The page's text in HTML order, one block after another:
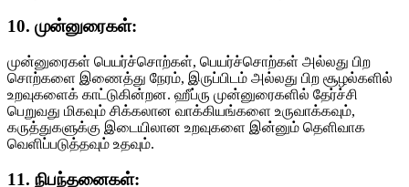
10. முன்னுரைகள்:
முன்னுரைகள் பெயர்ச்சொற்கள், பெயர்ச்சொற்கள் அல்லது பிற
சொற்களை இணைத்து நேரம், இருப்பிடம் அல்லது பிற சூழல்களில்
உறவுகளைக் காட்டுகின்றன. ஹீப்ரு முன்னுரைகளில் தேர்ச்சி
பெறுவது மிகவும் சிக்கலான வாக்கியங்களை உருவாக்கவும்,
கருத்துகளுக்கு இடையிலான உறவுகளை இன்னும் தெளிவாக
வெளிப்படுத்தவும் உதவும்.
11. நிபந்தனைகள்: